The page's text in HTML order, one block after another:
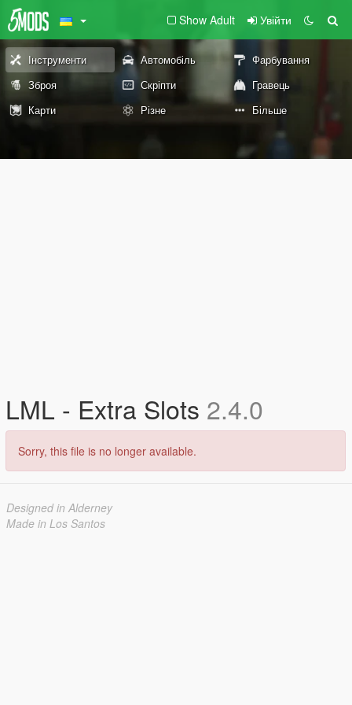
Show Adult Увійти
Інструменти Автомобіль
Фарбування
Зброя
Скріпти
Гравець
Карти
Різне Більше
LML - Extra Slots 2.4.0
Sorry, this file is no longer available.
Designed in Alderney
Made in Los Santos